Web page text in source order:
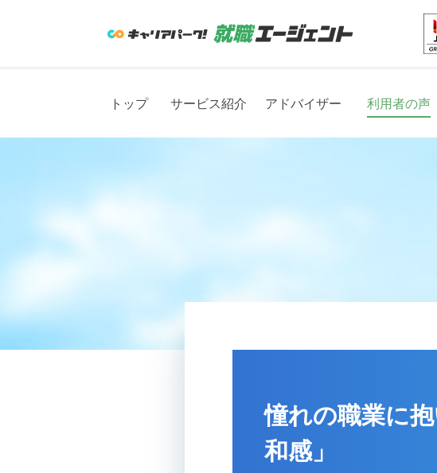
トップ サービス紹介 アドバイザー 利用者の声
憧れの職業に
和感」